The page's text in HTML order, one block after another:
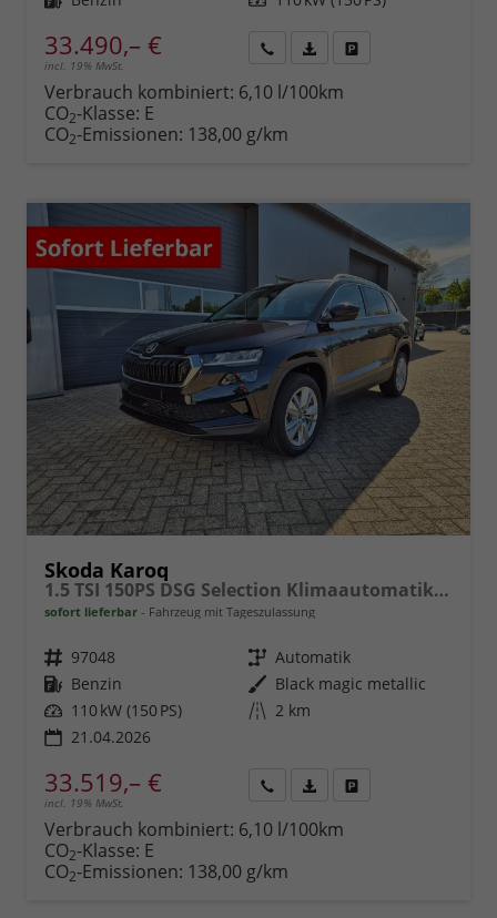
33.490,– €
incl. 19% MwSt.
anfordern
Datei,
Verbrauch kombiniert: 6,10 l/100km
CO2-Klasse: E
CO2-Emissionen: 138,00 g/km
Skoda Karoq
1.5 TSI 150PS DSG Selection Klimaautomatik Sitzheizung Lenkradheizung ACC PDC v+h Rückf.Kamera abg.Scheiben Apple CarPlay Android Auto 17"LM
sofort lieferbar Fahrzeug mit Tageszulassung
Fahrzeugnr. 97048 Getriebe Automatik
Kraftstoff Benzin Außenfarbe Black magic metallic
Leistung 110 kW (150 PS) Kilometerstand 2 km
21.04.2026
33.519,– €
incl. 19% MwSt.
anfordern
Datei,
Verbrauch kombiniert: 6,10 l/100km
CO2-Klasse: E
CO2-Emissionen: 138,00 g/km